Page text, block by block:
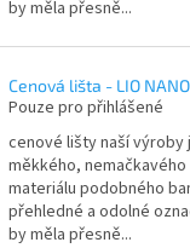
by měla přesně...
Cenová lišta - LIO
Pouze pro přihlášené
cenové lišty naší výroby
měkkého,
materiálu podobného
přehledné a odolné
by měla přesně...